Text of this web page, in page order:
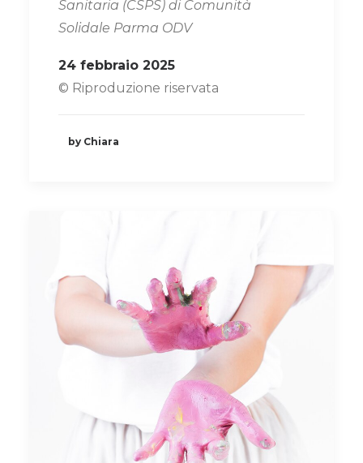
Sanitaria (CSPS) di Comunità
Solidale Parma ODV
24 febbraio 2025
© Riproduzione riservata
by Chiara